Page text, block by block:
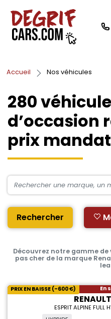
Accueil Nos véhicules
280
d’occasion
prix
Rechercher
Découvrez notre gamme
pas cher de la marque
En
PRIX EN BAISSE (-600 €)
ESPRIT ALPINE FULL